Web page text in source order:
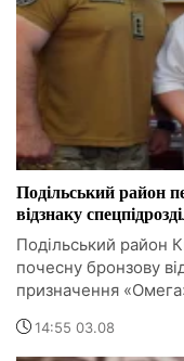
Подільський район
відзнаку
Подільський район
почесну бронзову
призначення
14:55 03.08